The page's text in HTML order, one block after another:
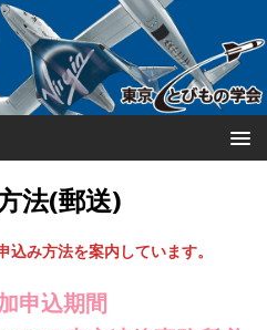
法(郵送)
み方法を案内しています。
申込期間